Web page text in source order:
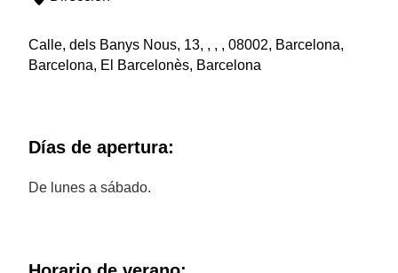
Calle, dels Banys Nous, 13, , , , 08002, Barcelona,
Barcelona, El Barcelonès, Barcelona
Días de apertura:
De lunes a sábado.